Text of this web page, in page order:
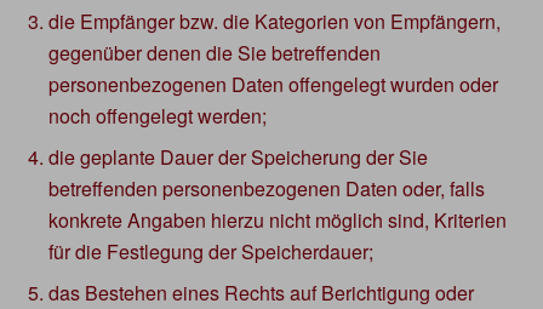
die Empfänger bzw. die Kategorien von Empfängern,
gegenüber denen die Sie betreffenden
personenbezogenen Daten offengelegt wurden oder
noch offengelegt werden;
die geplante Dauer der Speicherung der Sie
betreffenden personenbezogenen Daten oder, falls
konkrete Angaben hierzu nicht möglich sind, Kriterien
für die Festlegung der Speicherdauer;
das Bestehen eines Rechts auf Berichtigung oder